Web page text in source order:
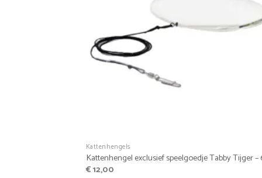
Kattenhengels
Kattenhengel exclusief speelgoedje Tabby Tijger –
€12,00